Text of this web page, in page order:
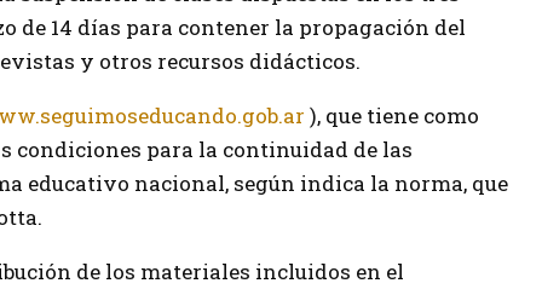
de 14 días para contener la propagación del
y otros recursos didácticos.
), que tiene como
condiciones para la continuidad de las
educativo nacional, según indica la norma, que
de los materiales incluidos en el